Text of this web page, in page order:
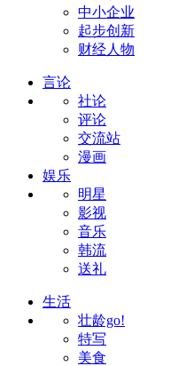
中小企业
起步创新
财经人物
言论
社论
评论
交流站
漫画
娱乐
明星
影视
音乐
韩流
送礼
生活
壮龄go!
特写
美食